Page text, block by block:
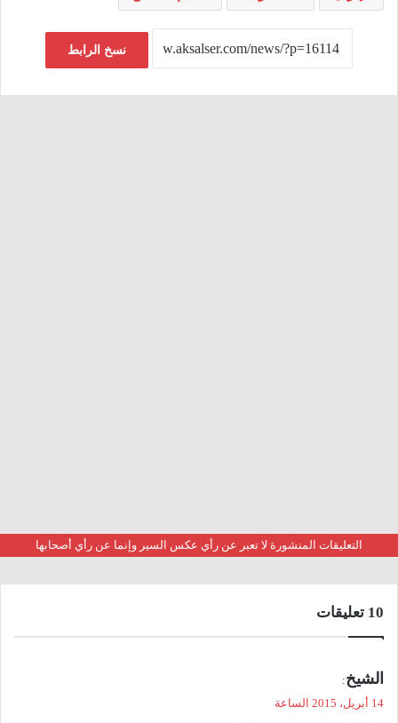
نسخ الرابط
التعليقات المنشورة لا تعبر عن رأي عكس السير وإنما عن رأي أصحابها
‫10 تعليقات
يالشيخ:
14 أبريل، 2015 الساعة